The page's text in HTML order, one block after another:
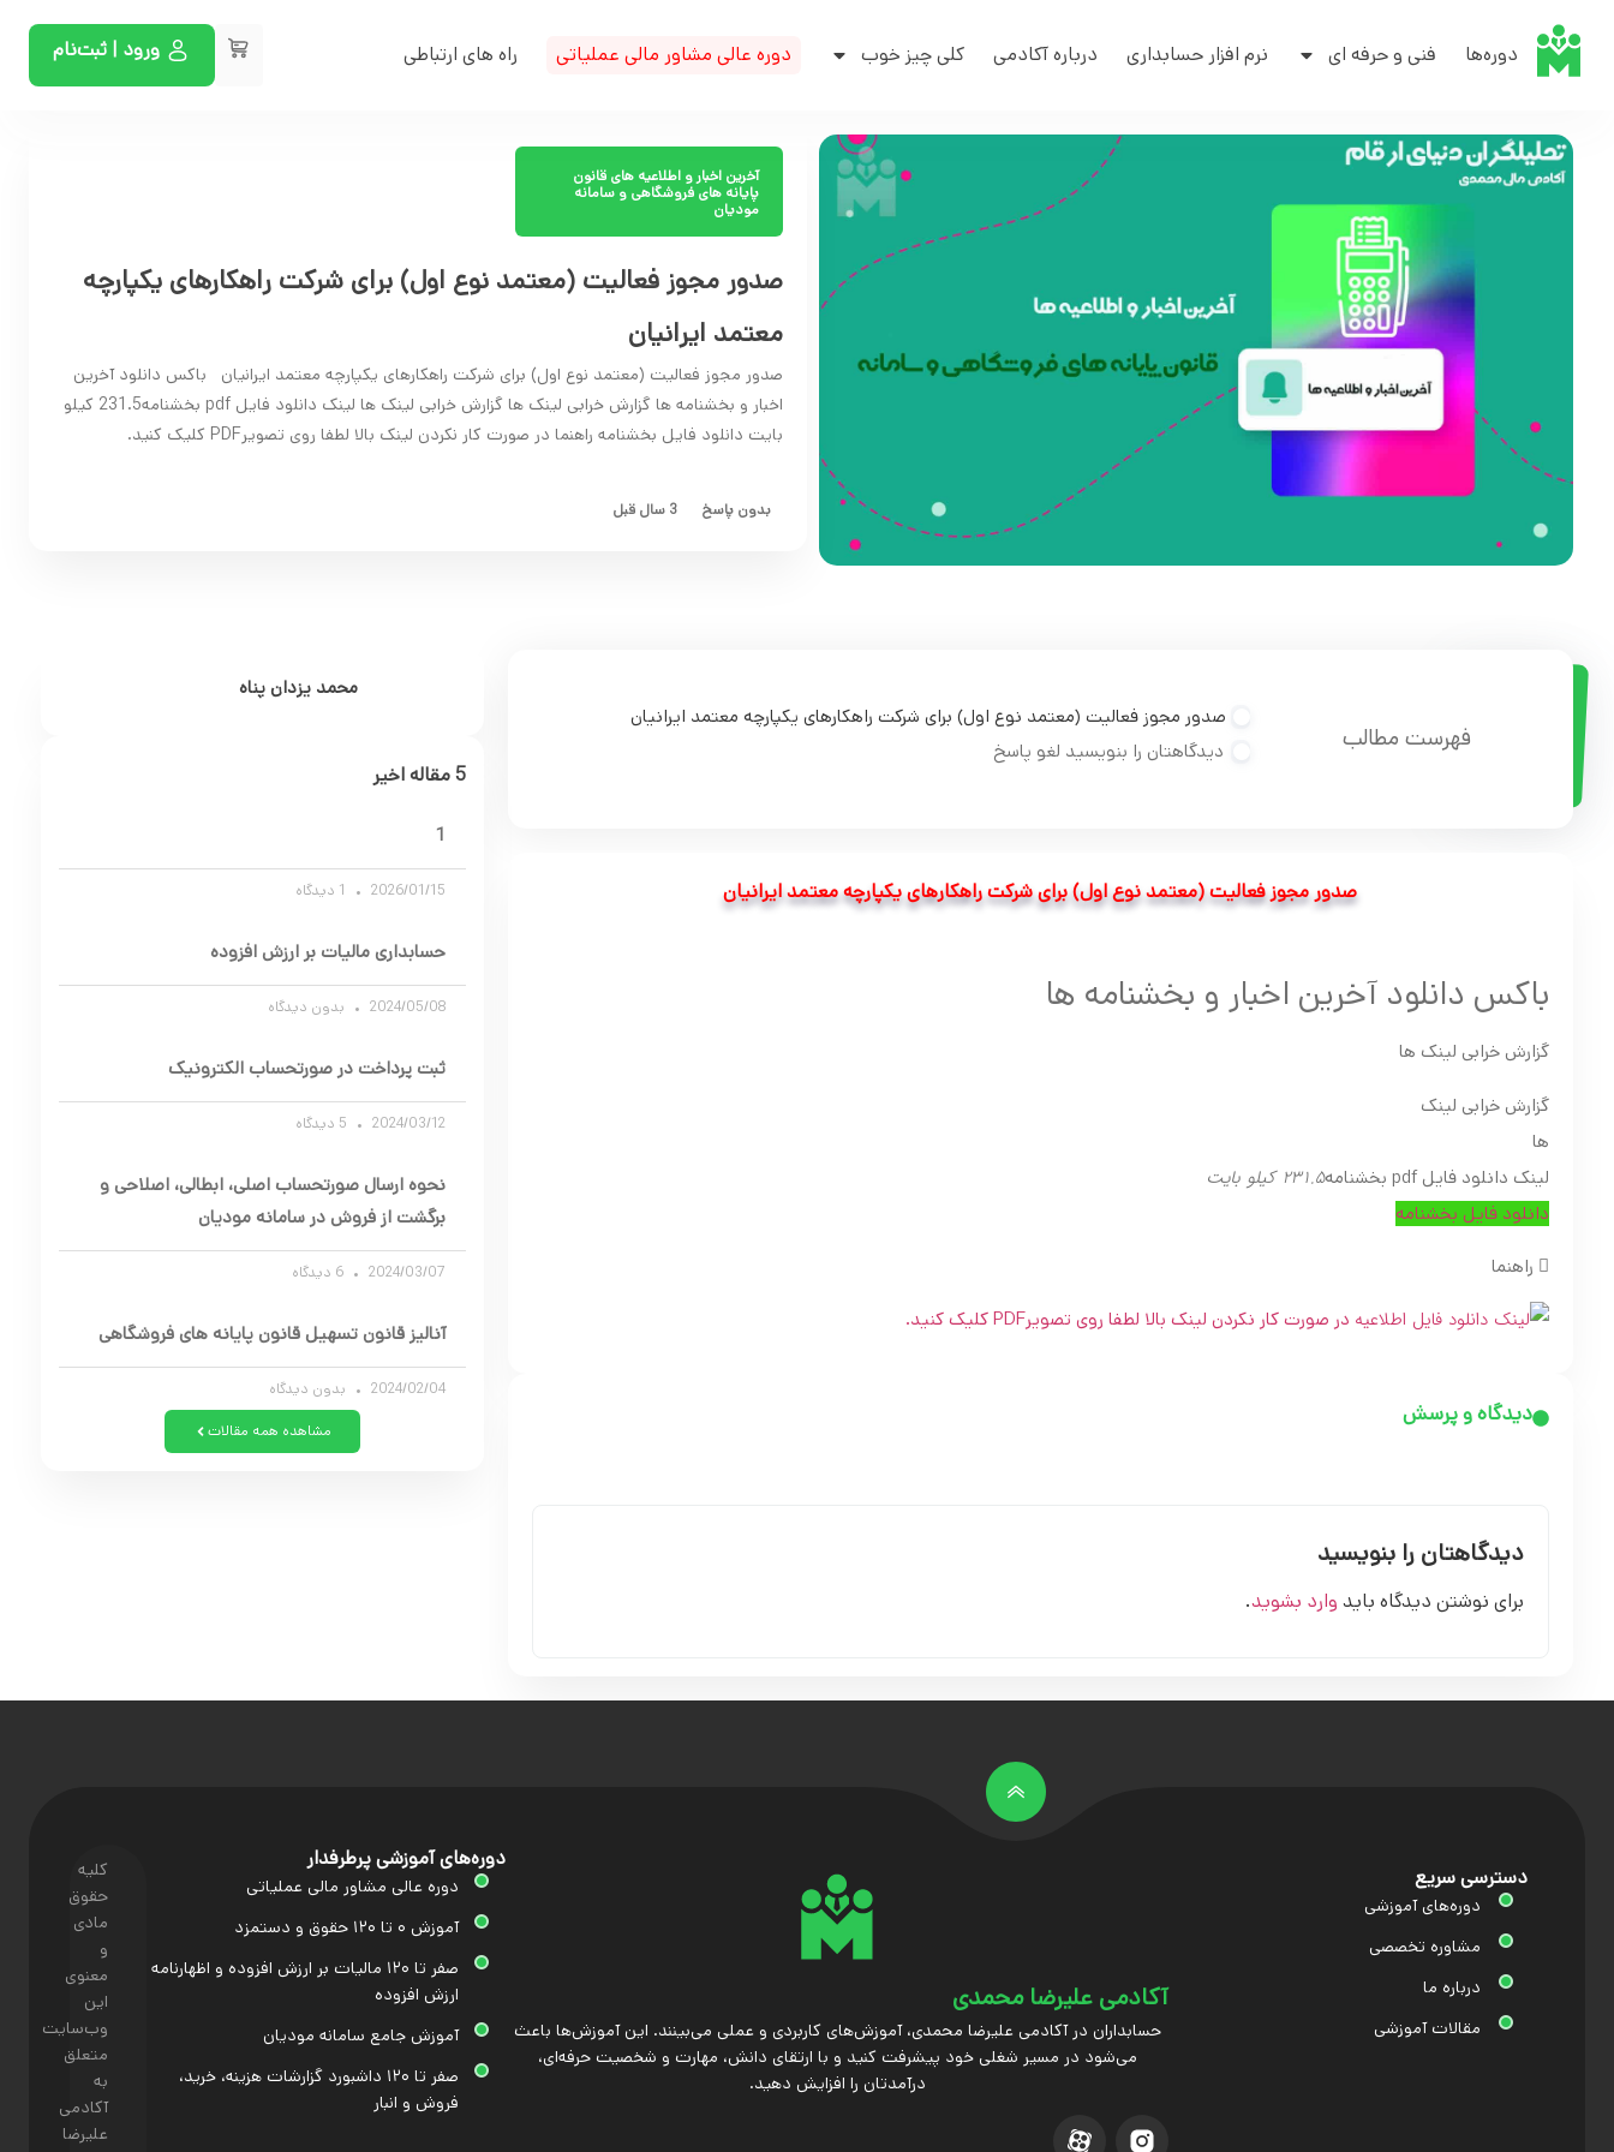
دوره‌ها فنی و حرفه ای نرم افزار حسابداری درباره آکادمی کلی چیز خوب دوره عالی مشاور مالی عملیاتی راه های ارتباطی ورود | ثبت‌نام
آخرین اخبار و اطلاعیه های قانون
پایانه های فروشگاهی و سامانه
مودیان
صدور مجوز فعالیت (معتمد نوع اول) برای شرکت راهکارهای یکپارچه
معتمد ایرانیان
صدور مجوز فعالیت (معتمد نوع اول) برای شرکت راهکارهای یکپارچه معتمد ایرانیان باکس دانلود آخرین
اخبار و بخشنامه ها گزارش خرابی لینک ها گزارش خرابی لینک ها لینک دانلود فایل pdf بخشنامه231.5 کیلو
بایت دانلود فایل بخشنامه راهنما در صورت کار نکردن لینک بالا لطفا روی تصویرPDF کلیک کنید.
بدون پاسخ 3 سال قبل
فهرست مطالب
صدور مجوز فعالیت (معتمد نوع اول) برای شرکت راهکارهای یکپارچه معتمد ایرانیان
دیدگاهتان را بنویسید لغو پاسخ
صدور مجوز فعالیت (معتمد نوع اول) برای شرکت راهکارهای یکپارچه معتمد ایرانیان
باکس دانلود آخرین اخبار و بخشنامه ها
گزارش خرابی لینک ها
گزارش خرابی لینک
ها
لینک دانلود فایل pdf بخشنامه
231.5 کیلو بایت
دانلود فایل بخشنامه
راهنما
در صورت کار نکردن لینک بالا لطفا روی تصویرPDF کلیک کنید.
دیدگاه و پرسش
دیدگاهتان را بنویسید
برای نوشتن دیدگاه باید وارد بشوید.
محمد یزدان پناه
5 مقاله اخیر
1
2026/01/15
حسابداری مالیات بر ارزش افزوده
2024/05/08 بدون دیدگاه
ثبت پرداخت در صورتحساب الکترونیک
2024/03/12
نحوه ارسال صورتحساب اصلی، ابطالی، اصلاحی و
برگشت از فروش در سامانه مودیان
2024/03/07 6 دیدگاه
آنالیز قانون تسهیل قانون پایانه های فروشگاهی
2024/02/04 بدون دیدگاه
مشاهده همه مقالات
دسترسی سریع
دوره‌های آموزشی
مشاوره تخصصی
درباره ما
مقالات آموزشی
آکادمی علیرضا محمدی
حسابداران در آکادمی علیرضا محمدی، آموزش‌های کاربردی و عملی می‌بینند. این آموزش‌ها باعث
می‌شود در مسیر شغلی خود پیشرفت کنید و با ارتقای دانش، مهارت و شخصیت حرفه‌ای،
درآمدتان را افزایش دهید.
دوره‌های آموزشی پرطرفدار
دوره عالی مشاور مالی عملیاتی
آموزش ۰ تا ۱۲۰ حقوق و دستمزد
صفر تا ۱۲۰ مالیات بر ارزش افزوده و اظهارنامه
ارزش افزوده
آموزش جامع سامانه مودیان
صفر تا ۱۲۰ داشبورد گزارشات هزینه، خرید،
فروش و انبار
کلیه
حقوق
مادی
و
معنوی
این
وب‌سایت
متعلق
به
آکادمی
علیرضا